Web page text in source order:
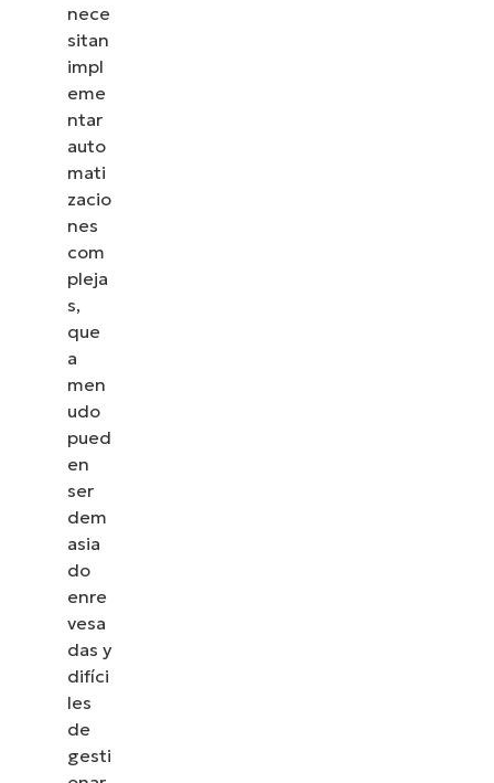
nece
sitan
impl
eme
ntar
auto
mati
zacio
nes
com
pleja
s,
que
a
men
udo
pued
en
ser
dem
asia
do
enre
vesa
das y
difíci
les
de
gesti